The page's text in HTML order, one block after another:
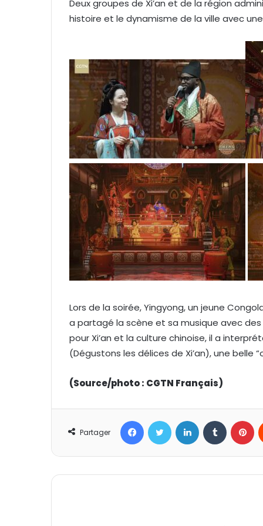
Deux groupes de Xi’an et de la région
histoire et le dynamisme de la ville avec
Lors de la soirée, Yingyong, un jeune
a partagé la scène et sa musique avec
pour Xi’an et la culture chinoise, il a
(Dégustons les délices de Xi’an), une belle
(Source/photo : CGTN Français)
Partager